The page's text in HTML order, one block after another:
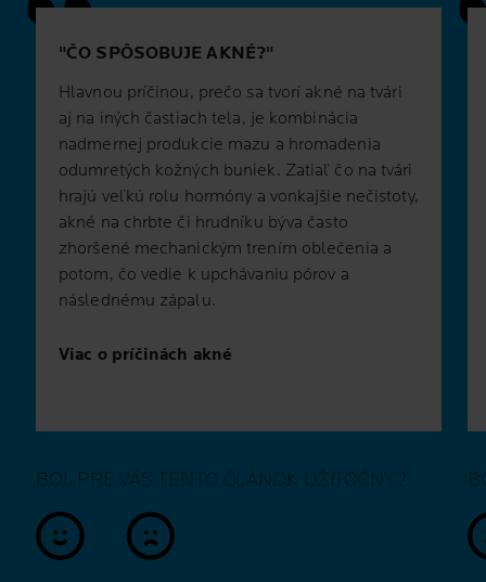
ČO SPÔSOBUJE AKNÉ?
Hlavnou príčinou, prečo sa tvorí akné na tvári
aj na iných častiach tela, je kombinácia
nadmernej produkcie mazu a hromadenia
odumretých kožných buniek. Zatiaľ čo na tvári
hrajú veľkú rolu hormóny a vonkajšie nečistoty,
akné na chrbte či hrudníku býva často
zhoršené mechanickým trením oblečenia a
potom, čo vedie k upchávaniu pórov a
následnému zápalu.
Viac o príčinách akné
BOL PRE VÁS TENTO ČLÁNOK UŽITOČNÝ?
áno nie